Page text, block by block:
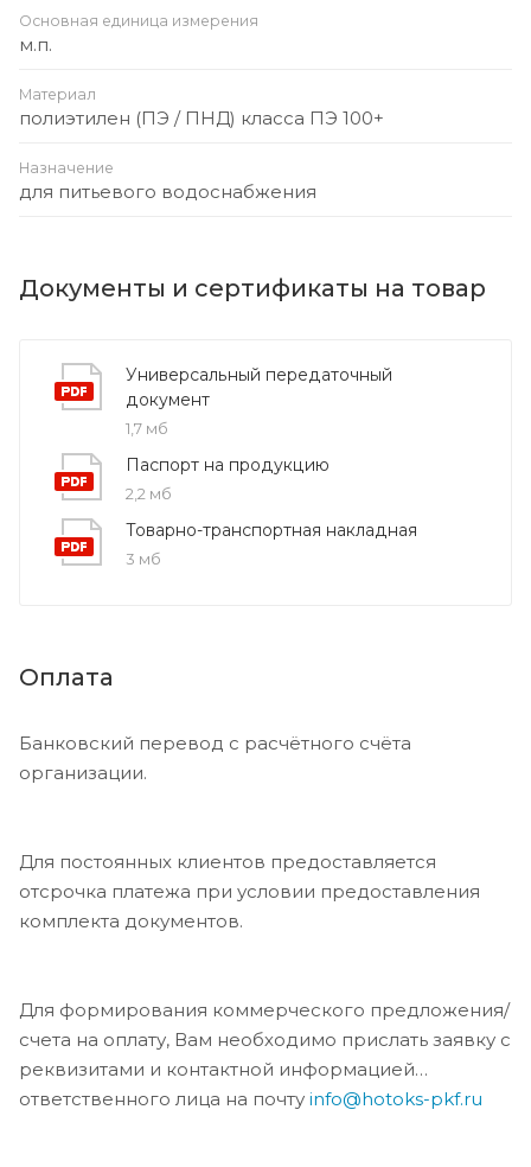
Основная единица измерения
м.п.
Материал
полиэтилен (ПЭ / ПНД) класса ПЭ 100+
Назначение
для питьевого водоснабжения
Документы и сертификаты на товар
Универсальный передаточный
документ
1,7 мб
Паспорт на продукцию
2,2 мб
Товарно-транспортная накладная
3 мб
Оплата
Банковский перевод с расчётного счёта
организации.
Для постоянных клиентов предоставляется
отсрочка платежа при условии предоставления
комплекта документов.
Для формирования коммерческого предложения/
счета на оплату, Вам необходимо прислать заявку с
реквизитами и контактной информацией
ответственного лица на почту info@hotoks-pkf.ru